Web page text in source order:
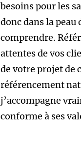
besoins pour les
donc dans la
comprendre.
attentes de vos
de votre projet de
référencement
j’accompagne
conforme à ses